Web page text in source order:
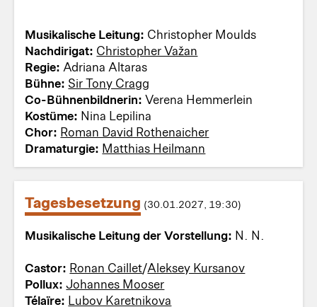
Musikalische Leitung: Christopher Moulds
Nachdirigat: Christopher Važan
Regie:Adriana Altaras
Bühne: Sir Tony Cragg
Co-Bühnenbildnerin:Verena Hemmerlein
Kostüme: Nina Lepilina
Chor: Roman David Rothenaicher
Dramaturgie: Matthias Heilmann
Tagesbesetzung (30.01.2027, 19:30)
Musikalische Leitung der Vorstellung: N. N.
Castor: Ronan Caillet/Aleksey Kursanov
Pollux:Johannes Mooser
Télaïre: Lubov Karetnikova